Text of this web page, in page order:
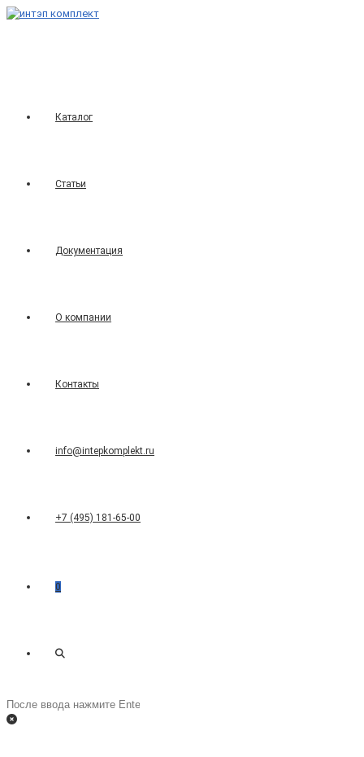
Перейти
Каталог
Статьи
Документация
О компании
Контакты
info@intepkomplekt.ru
+7 (495) 181-65-00
0
Переключить
Поиск
на